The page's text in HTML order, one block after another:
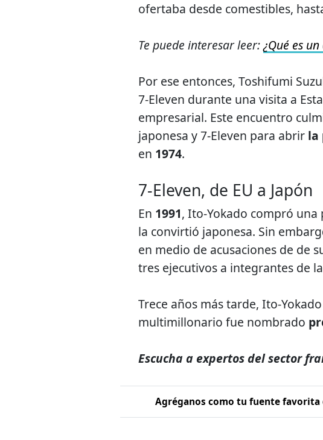
ofertaba desde comestibles,
Te puede interesar leer:¿Qué es un
Por ese entonces, Toshifumi
7-Eleven durante una visita a
empresarial. Este encuentro
japonesa y 7-Eleven para abrir la
en 1974.
7-Eleven, de EU a Japón
En 1991, Ito-Yokado compró
la convirtió japonesa. Sin
en medio de acusaciones de de
tres ejecutivos a integrantes de la
Trece años más tarde, Ito-
multimillonario fue nombrado
Escucha a expertos del sector
Agréganos como tu fuente favorita